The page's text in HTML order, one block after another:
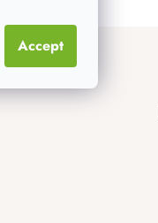
Accept